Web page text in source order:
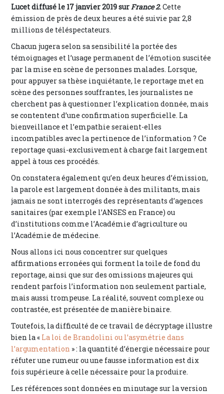
Lucet diffusé le 17 janvier 2019 sur France 2.Cette
émission de près de deux heures a été suivie par 2,8
millions de téléspectateurs.
Chacun jugera selon sa sensibilité la portée des
témoignages et l’usage permanent de l’émotion suscitée
par la mise en scène de personnes malades. Lorsque,
pour appuyer sa thèse inquiétante, le reportage met en
scène des personnes souffrantes, les journalistes ne
cherchent pas à questionner l’explication donnée, mais
se contentent d’une confirmation superficielle. La
bienveillance et l’empathie seraient-elles
incompatibles avec la pertinence de l’information ? Ce
reportage quasi-exclusivement à charge fait largement
appel à tous ces procédés.
On constatera également qu’en deux heures d’émission,
la parole est largement donnée à des militants, mais
jamais ne sont interrogés des représentants d’agences
sanitaires (par exemple l’ANSES en France) ou
d’institutions comme l’Académie d’agriculture ou
l’Académie de médecine.
Nous allons ici nous concentrer sur quelques
affirmations erronées qui forment la toile de fond du
reportage, ainsi que sur des omissions majeures qui
rendent parfois l’information non seulement partiale,
mais aussi trompeuse. La réalité, souvent complexe ou
contrastée, est présentée de manière binaire.
Toutefois, la difficulté de ce travail de décryptage illustre
bien la « La loi de Brandolini ou l’asymétrie dans
l’argumentation » : la quantité d’énergie nécessaire pour
réfuter une rumeur ou une fausse information est dix
fois supérieure à celle nécessaire pour la produire.
Les références sont données en minutage sur la version